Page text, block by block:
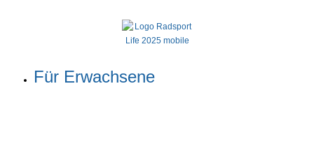
Für Erwachsene